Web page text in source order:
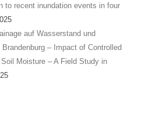
to recent inundation events in four
auf Wasserstand und
– Impact of Controlled
Moisture – A Field Study in